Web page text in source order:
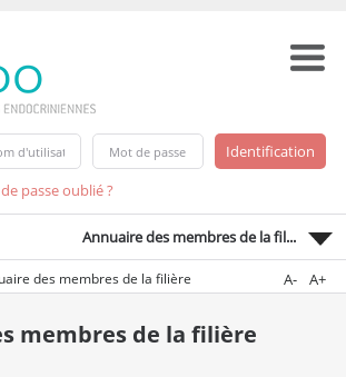
passe oublié ?
Annuaire des membres de la fil...
des membres de la filière A- A+
membres de la filière